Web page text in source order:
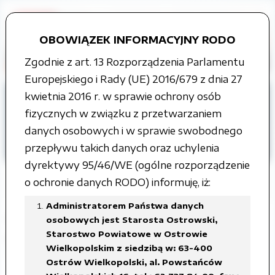
OBOWIĄZEK INFORMACYJNY RODO
Zgodnie z art. 13 Rozporządzenia Parlamentu
Europejskiego i Rady (UE) 2016/679 z dnia 27
kwietnia 2016 r. w sprawie ochrony osób
fizycznych w związku z przetwarzaniem
danych osobowych i w sprawie swobodnego
przepływu takich danych oraz uchylenia
dyrektywy 95/46/WE (ogólne rozporządzenie
o ochronie danych RODO) informuję, iż:
Administratorem Państwa danych
osobowych jest Starosta Ostrowski,
Starostwo Powiatowe w Ostrowie
Wielkopolskim z siedzibą w: 63-400
Ostrów Wielkopolski, al. Powstańców
Strona główna
Grupy tematyczne
Budżet
ROK 2010
Informacje dotyczące finansów Powiatu
Ostrowskiego
Informacje dotyczące finansów
Powiatu Ostrowskiego